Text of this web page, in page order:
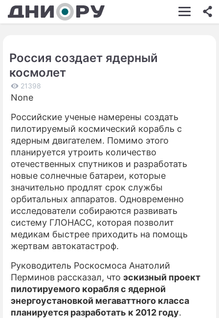
ШОУ-БИЗНЕС
КИНО
ЭКОНОМИКА
ПРОИСШЕСТВИЯ
СОННИК
СТИЛЬ ЖИЗНИ
СЕРИАЛЫ
ПРЕСС-РЕЛИЗЫ
Россия создает ядерный
космолет
21398
None
Российские ученые намерены создать
пилотируемый космический корабль с
ядерным двигателем. Помимо этого
планируется утроить количество
отечественных спутников и разработать
новые солнечные батареи, которые
значительно продлят срок службы
орбитальных аппаратов. Одновременно
исследователи собираются развивать
систему ГЛОНАСС, которая позволит
медикам быстрее приходить на помощь
жертвам автокатастроф.
Руководитель Роскосмоса Анатолий
Перминов рассказал, что эскизный проект
пилотируемого корабля с ядерной
энергоустановкой мегаваттного класса
планируется разработать к 2012 году.